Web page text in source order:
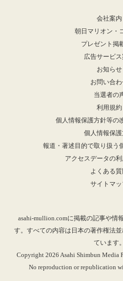
会社案内
朝日マリオン・
プレゼント掲
広告サービス
お知らせ
お問い合
当選者の
利用規約
個人情報保護方針等の
個人情報保
報道・著述目的で取り扱う
アクセスデータの
よくある質
サイトマ
asahi-mullion.comに掲載の記事や情
す。すべての内容は日本の著作権法
ています。
Copyright 2026 Asahi Shimbun Media
No reproduction or republication